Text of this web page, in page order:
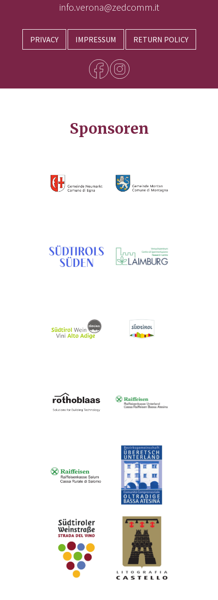
info.verona@zedcomm.it
PRIVACY IMPRESSUM RETURN POLICY
Sponsoren